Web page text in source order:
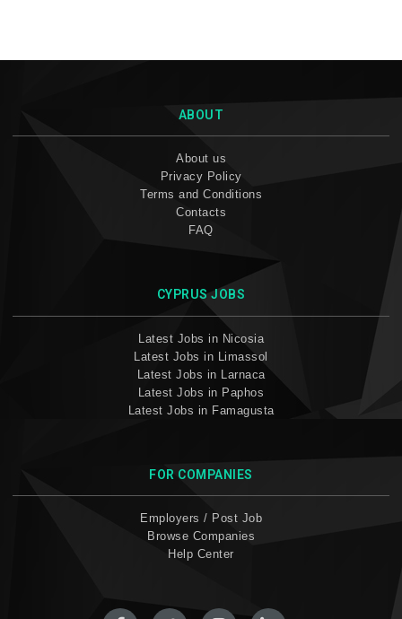
ABOUT
About us
Privacy Policy
Terms and Conditions
Contacts
FAQ
CYPRUS JOBS
Latest Jobs in Nicosia
Latest Jobs in Limassol
Latest Jobs in Larnaca
Latest Jobs in Paphos
Latest Jobs in Famagusta
FOR COMPANIES
Employers / Post Job
Browse Companies
Help Center